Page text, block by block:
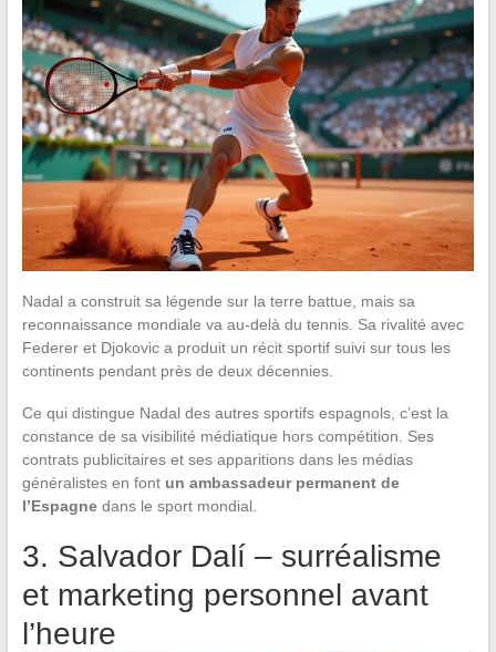
Nadal a construit sa légende sur la terre battue, mais sa
reconnaissance mondiale va au-delà du tennis. Sa rivalité avec
Federer et Djokovic a produit un récit sportif suivi sur tous les
continents pendant près de deux décennies.
Ce qui distingue Nadal des autres sportifs espagnols, c’est la
constance de sa visibilité médiatique hors compétition. Ses
contrats publicitaires et ses apparitions dans les médias
généralistes en font un ambassadeur permanent de
l’Espagnedans le sport mondial.
3. Salvador Dalí – surréalisme
et marketing personnel avant
l’heure